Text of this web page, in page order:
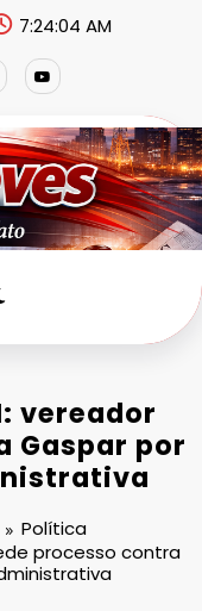
7:24:04 AM
vereador
Gaspar por
Política
processo contra